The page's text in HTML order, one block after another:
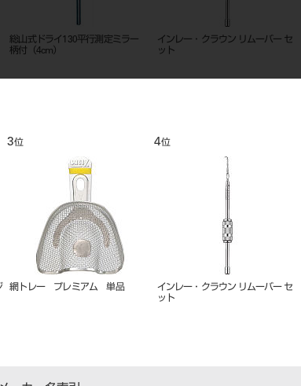
バースタンド 新型 タイプ2 E-Z IDリング 単色25入
9位
インレー・クラウンセッター セッ
10位
リガチャーインスツルメント YS-
704A（ツイスター）